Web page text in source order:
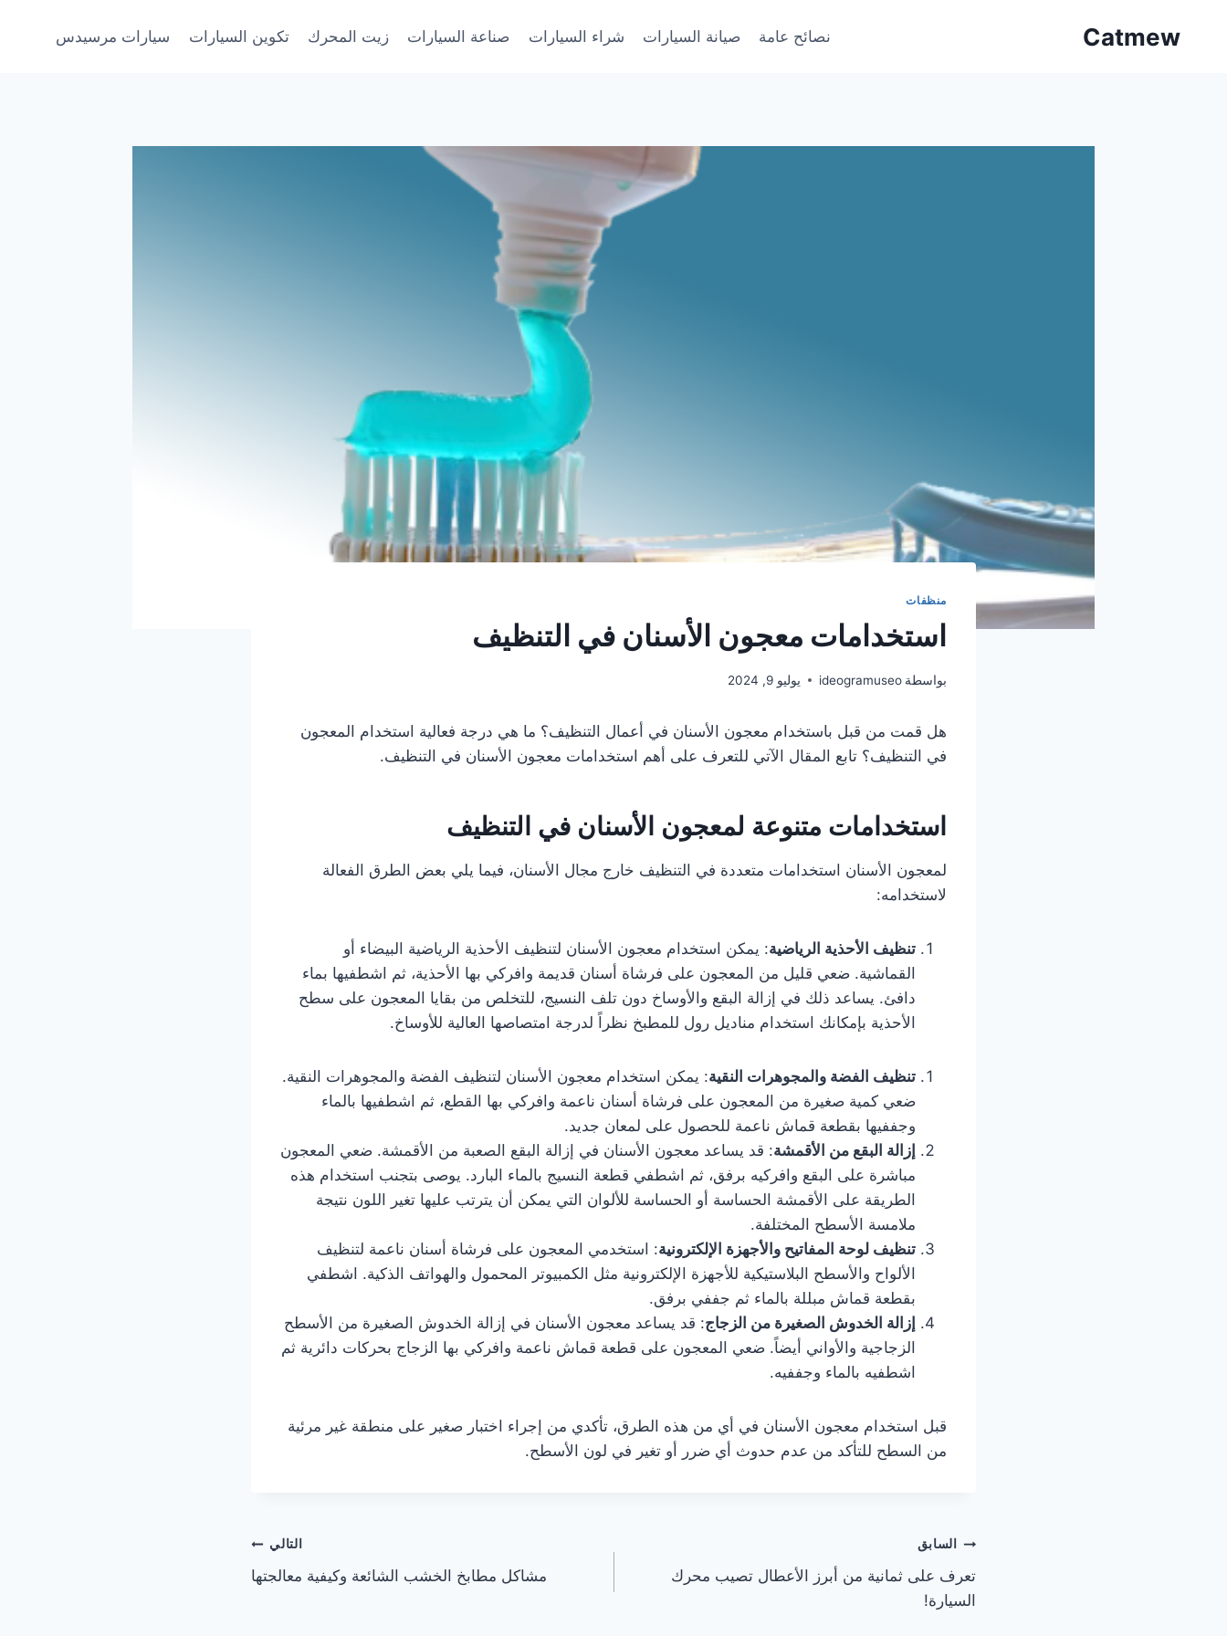
Catmew نصائح عامة صيانة السيارات شراء السيارات صناعة السيارات زيت المحرك تكوين السيارات سيارات مرسيدس
منظفات
استخدامات معجون الأسنان في التنظيف
بواسطة ideogramuseo يوليو 9, 2024
هل قمت من قبل باستخدام معجون الأسنان في أعمال التنظيف؟ ما هي درجة فعالية استخدام المعجون
في التنظيف؟ تابع المقال الآتي للتعرف على أهم استخدامات معجون الأسنان في التنظيف.
استخدامات متنوعة لمعجون الأسنان في التنظيف
لمعجون الأسنان استخدامات متعددة في التنظيف خارج مجال الأسنان، فيما يلي بعض الطرق الفعالة
لاستخدامه:
تنظيف الأحذية الرياضية: يمكن استخدام معجون الأسنان لتنظيف الأحذية الرياضية البيضاء أو
القماشية. ضعي قليل من المعجون على فرشاة أسنان قديمة وافركي بها الأحذية، ثم اشطفيها بماء
دافئ. يساعد ذلك في إزالة البقع والأوساخ دون تلف النسيج، للتخلص من بقايا المعجون على سطح
الأحذية بإمكانك استخدام مناديل رول للمطبخ نظراً لدرجة امتصاصها العالية للأوساخ.
تنظيف الفضة والمجوهرات النقية: يمكن استخدام معجون الأسنان لتنظيف الفضة والمجوهرات النقية.
ضعي كمية صغيرة من المعجون على فرشاة أسنان ناعمة وافركي بها القطع، ثم اشطفيها بالماء
وجففيها بقطعة قماش ناعمة للحصول على لمعان جديد.
إزالة البقع من الأقمشة: قد يساعد معجون الأسنان في إزالة البقع الصعبة من الأقمشة. ضعي المعجون
مباشرة على البقع وافركيه برفق، ثم اشطفي قطعة النسيج بالماء البارد. يوصى بتجنب استخدام هذه
الطريقة على الأقمشة الحساسة أو الحساسة للألوان التي يمكن أن يترتب عليها تغير اللون نتيجة
ملامسة الأسطح المختلفة.
تنظيف لوحة المفاتيح والأجهزة الإلكترونية: استخدمي المعجون على فرشاة أسنان ناعمة لتنظيف
الألواح والأسطح البلاستيكية للأجهزة الإلكترونية مثل الكمبيوتر المحمول والهواتف الذكية. اشطفي
بقطعة قماش مبللة بالماء ثم جففي برفق.
إزالة الخدوش الصغيرة من الزجاج: قد يساعد معجون الأسنان في إزالة الخدوش الصغيرة من الأسطح
الزجاجية والأواني أيضاً. ضعي المعجون على قطعة قماش ناعمة وافركي بها الزجاج بحركات دائرية ثم
اشطفيه بالماء وجففيه.
قبل استخدام معجون الأسنان في أي من هذه الطرق، تأكدي من إجراء اختبار صغير على منطقة غير مرئية
من السطح للتأكد من عدم حدوث أي ضرر أو تغير في لون الأسطح.
تصفّح
المقالات
السابق
تعرف على ثمانية من أبرز الأعطال تصيب محرك
السيارة!
التالي
مشاكل مطابخ الخشب الشائعة وكيفية معالجتها